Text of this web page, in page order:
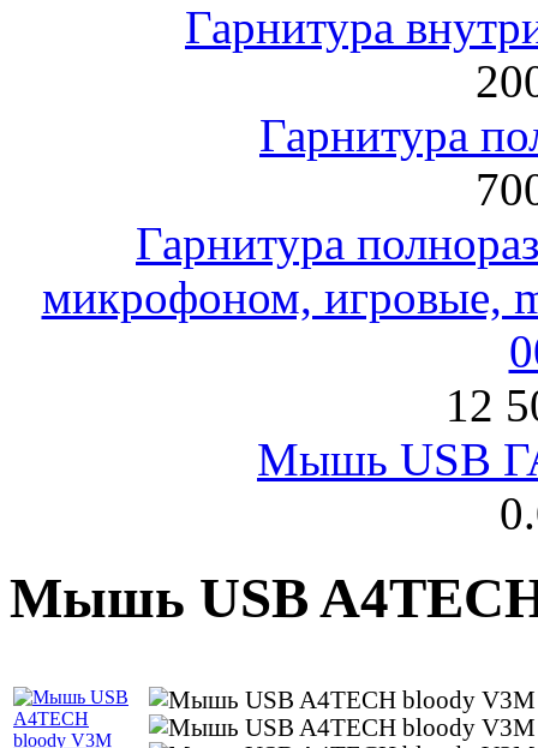
Гарнитура
Гарнитура
Гарнитура
микрофоном, игровые,
12
Мышь USB
Мышь USB